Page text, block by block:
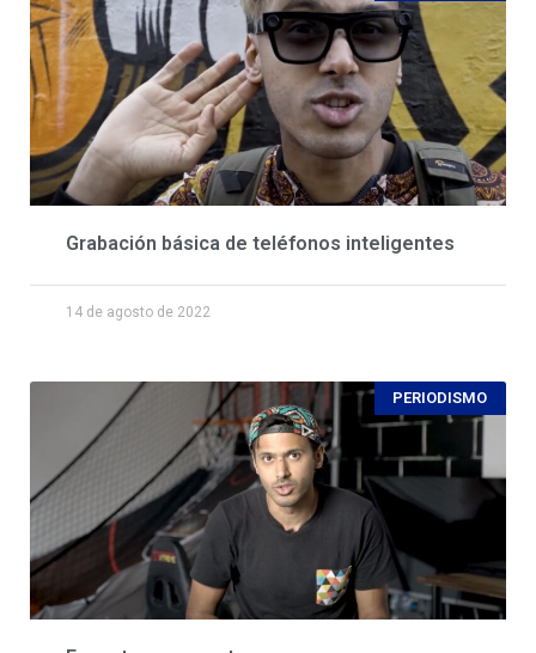
Grabación básica de teléfonos inteligentes
14 de agosto de 2022
PERIODISMO